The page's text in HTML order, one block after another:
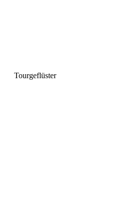
Tourgeflüster